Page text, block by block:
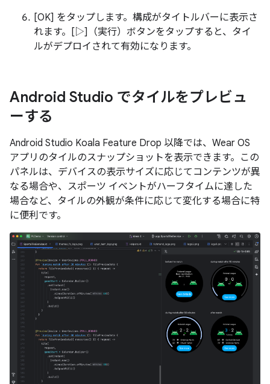
[OK] をタップします。構成がタイトルバーに表示さ
れます。[▷]（実行）ボタンをタップすると、タイ
ルがデプロイされて有効になります。
Android Studio でタイルをプレビュ
ーする
Android Studio Koala Feature Drop 以降では、Wear OS
アプリのタイルのスナップショットを表示できます。この
パネルは、デバイスの表示サイズに応じてコンテンツが異
なる場合や、スポーツ イベントがハーフタイムに達した
場合など、タイルの外観が条件に応じて変化する場合に特
に便利です。